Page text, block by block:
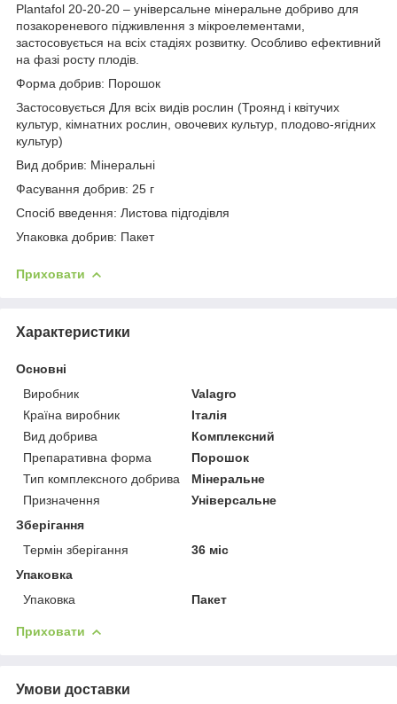
Plantafol 20-20-20 – універсальне мінеральне добриво для
позакореневого підживлення з мікроелементами,
застосовується на всіх стадіях розвитку. Особливо ефективний
на фазі росту плодів.
Форма добрив: Порошок
Застосовується Для всіх видів рослин (Троянд і квітучих
культур, кімнатних рослин, овочевих культур, плодово-ягідних
культур)
Вид добрив: Мінеральні
Фасування добрив: 25 г
Спосіб введення: Листова підгодівля
Упаковка добрив: Пакет
Приховати
Характеристики
Основні
Виробник
Valagro
Країна виробник
Італія
Вид добрива
Комплексний
Препаративна форма
Порошок
Тип комплексного добрива
Мінеральне
Призначення
Універсальне
Зберігання
Термін зберігання
36 міс
Упаковка
Упаковка
Пакет
Приховати
Умови доставки